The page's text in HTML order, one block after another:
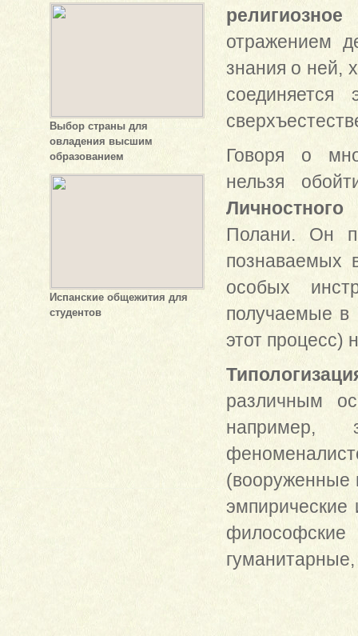
Выбор страны для
овладения высшим
образованием
Испанские общежития для
студентов
религиозное
отражением
знания о ней,
Говоря о
нельзя
Личностного
Полани. Он
познаваемых
особых
получаемые в
этот процесс)
различным
например,
(вооруженные